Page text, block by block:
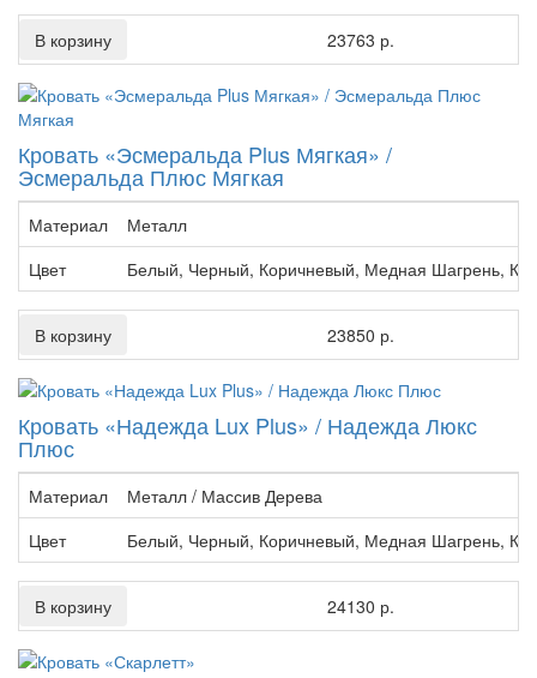
В корзину 23763 р.
Кровать «Эсмеральда Plus Мягкая» /
Эсмеральда Плюс Мягкая
Материал
Металл
Цвет
Белый, Черный, Коричневый, Медная Шагрень,
В корзину 23850 р.
Кровать «Надежда Lux Plus» / Надежда Люкс
Плюс
Материал
Металл / Массив Дерева
Цвет
Белый, Черный, Коричневый, Медная Шагрень,
В корзину 24130 р.